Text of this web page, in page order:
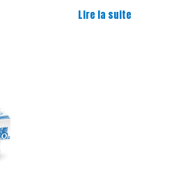
Lire la suite